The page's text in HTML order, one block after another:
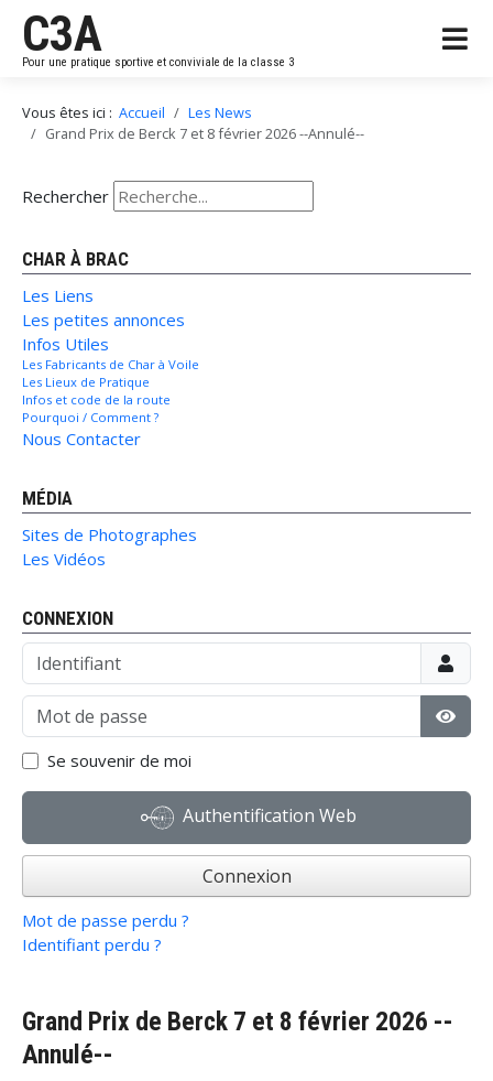
C3A
Pour une pratique sportive et conviviale de la classe 3
Vous êtes ici : Accueil
Les News
Grand Prix de Berck 7 et 8 février 2026 --Annulé--
Rechercher
CHAR À BRAC
Les Liens
Les petites annonces
Infos Utiles
Les Fabricants de Char à Voile
Les Lieux de Pratique
Infos et code de la route
Pourquoi / Comment ?
Nous Contacter
MÉDIA
Sites de Photographes
Les Vidéos
CONNEXION
Identifiant
Mot de passe
Se souvenir de moi
Authentification Web
Connexion
Mot de passe perdu ?
Identifiant perdu ?
Grand Prix de Berck 7 et 8 février 2026 --
Annulé--